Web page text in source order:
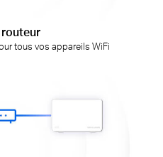
tous vos appareils WiFi